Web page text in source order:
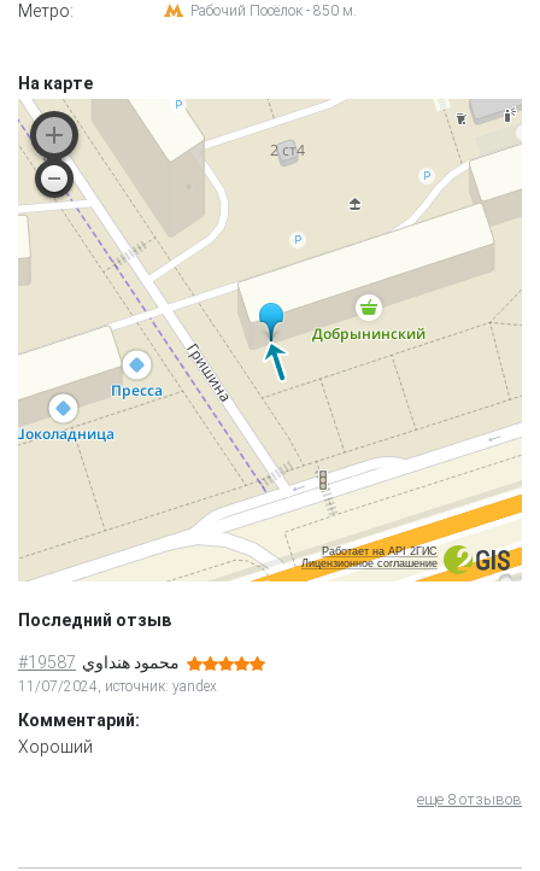
Метро: Рабочий Посёлок - 850 м.
На карте
Работает на API 2ГИС
Лицензионное соглашение
Последний отзыв
#19587 محمود هنداوي
11/07/2024, источник: yandex
Комментарий:
Хороший
еще 8 отзывов